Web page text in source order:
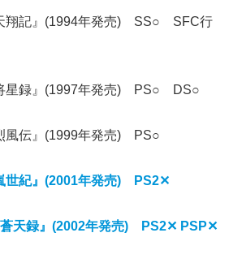
翔記』(1994年発売) SS○ SFC行
星録』(1997年発売) PS○ DS○
風伝』(1999年発売) PS○
世紀』(2001年発売) PS2✕
蒼天録』(2002年発売) PS2✕ PSP✕